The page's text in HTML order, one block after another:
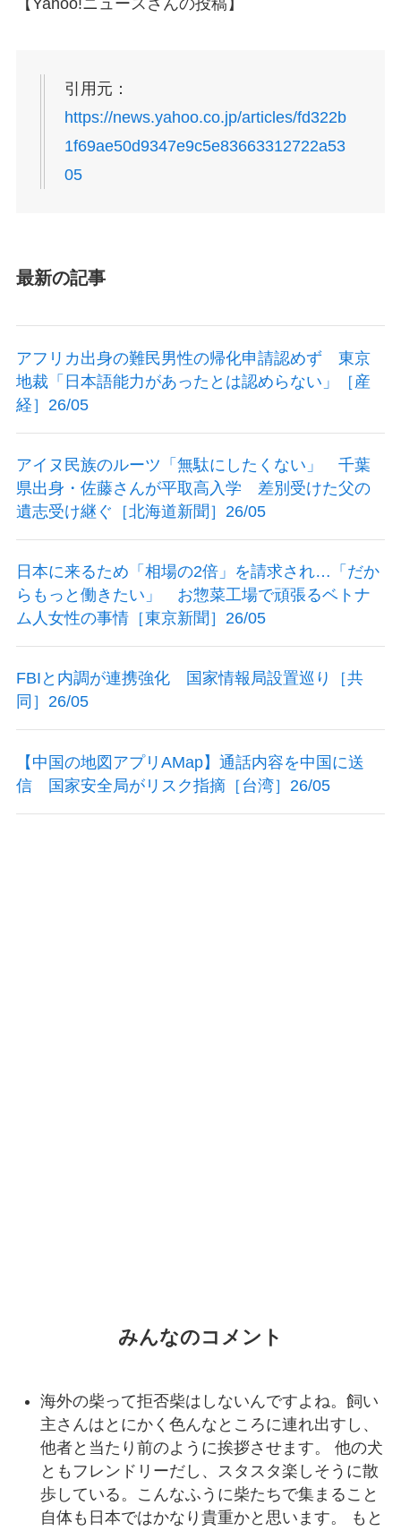
【Yahoo!ニュースさんの投稿】
引用元：
https://news.yahoo.co.jp/articles/fd322b
1f69ae50d9347e9c5e83663312722a53
05
最新の記事
アフリカ出身の難民男性の帰化申請認めず 東京
地裁「日本語能力があったとは認めらない」［産
経］26/05
アイヌ民族のルーツ「無駄にしたくない」 千葉
県出身・佐藤さんが平取高入学 差別受けた父の
遺志受け継ぐ［北海道新聞］26/05
日本に来るため「相場の2倍」を請求され…「だか
らもっと働きたい」 お惣菜工場で頑張るベトナ
ム人女性の事情［東京新聞］26/05
FBIと内調が連携強化 国家情報局設置巡り［共
同］26/05
【中国の地図アプリAMap】通話内容を中国に送
信 国家安全局がリスク指摘［台湾］26/05
みんなのコメント
海外の柴って拒否柴はしないんですよね。飼い
主さんはとにかく色んなところに連れ出すし、
他者と当たり前のように挨拶させます。 他の犬
ともフレンドリーだし、スタスタ楽しそうに散
歩している。こんなふうに柴たちで集まること
自体も日本ではかなり貴重かと思います。 もと